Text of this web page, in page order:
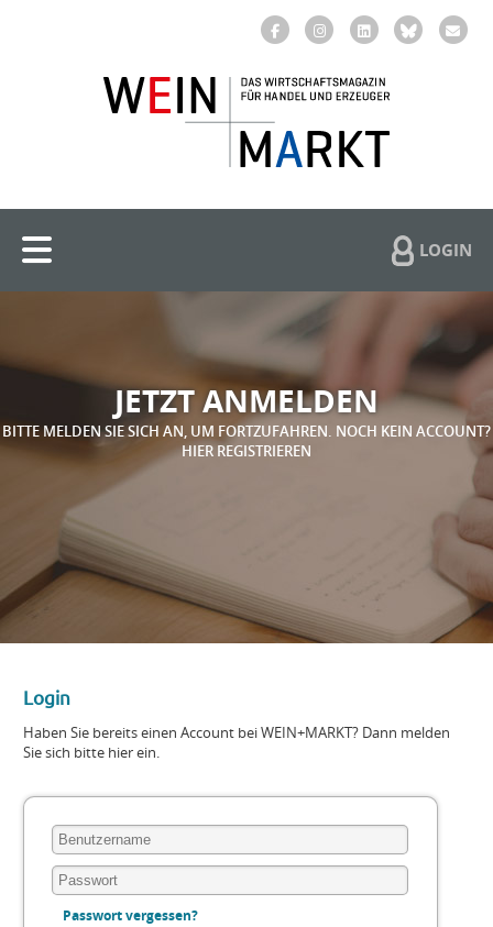
LOGIN
JETZT ANMELDEN
BITTE MELDEN SIE SICH AN, UM FORTZUFAHREN. NOCH KEIN ACCOUNT?
HIER REGISTRIEREN
Login
Haben Sie bereits einen Account bei WEIN+MARKT? Dann melden
Sie sich bitte hier ein.
Passwort vergessen?